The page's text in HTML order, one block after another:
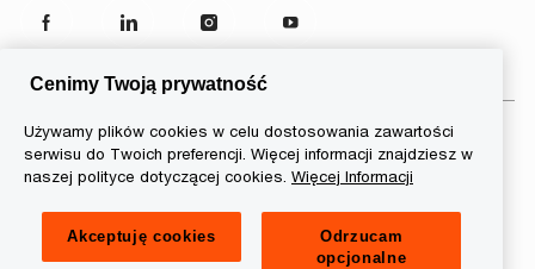
follow
© 2026 PwC. Wszelkie prawa
sieci PwC, z których każda
Cenimy Twoją prywatność
Używamy plików cookies w celu dostosowania zawartości
serwisu do Twoich preferencji. Więcej informacji znajdziesz w
naszej polityce dotyczącej cookies. Więcej Informacji
Akceptuję cookies
Odrzucam
opcjonalne